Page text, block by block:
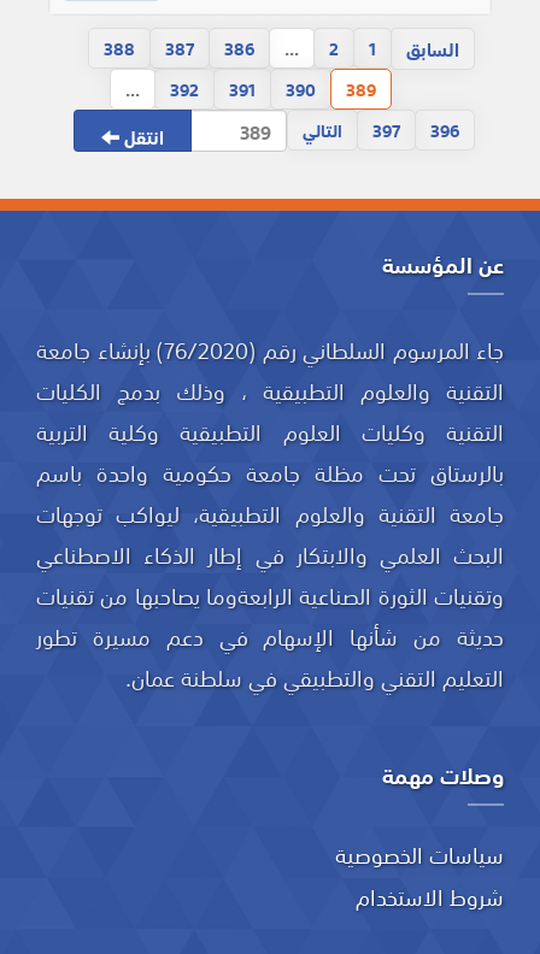
السابق 1
2
...
386
387
388
389
390
391
392
...
396
397 التالي انتقل
عن المؤسسة
جاء المرسوم السلطاني رقم (76/2020) بإنشاء جامعة
التقنية والعلوم التطبيقية ، وذلك بدمج الكليات
التقنية وكليات العلوم التطبيقية وكلية التربية
بالرستاق تحت مظلة جامعة حكومية واحدة باسم
جامعة التقنية والعلوم التطبيقية، ليواكب توجهات
البحث العلمي والابتكار في إطار الذكاء الاصطناعي
وتقنيات الثورة الصناعية الرابعةوما يصاحبها من تقنيات
حديثة من شأنها الإسهام في دعم مسيرة تطور
التعليم التقني والتطبيقي في سلطنة عمان.
وصلات مهمة
سياسات الخصوصية
شروط الاستخدام